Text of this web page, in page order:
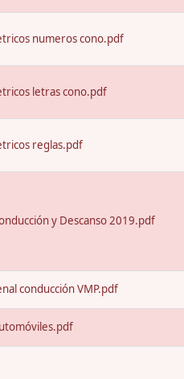
numeros cono.pdf
letras cono.pdf
reglas.pdf
y Descanso 2019.pdf
conducción VMP.pdf